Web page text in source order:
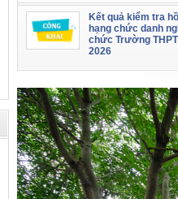
Kết quả kiểm tra
hạng chức danh
chức Trường
2026